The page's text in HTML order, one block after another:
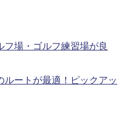
場・ゴルフ練習場が良
ルートが最適！ピックアッ